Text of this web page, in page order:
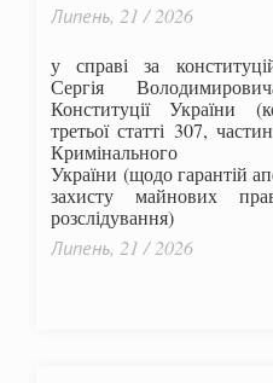
Липень, 21 / 2026
у справі за
Сергія
Конституції України
третьої статті 307,
Кримінального
України (щодо гарантій
захисту майнових
розслідування)
Липень, 21 / 2026